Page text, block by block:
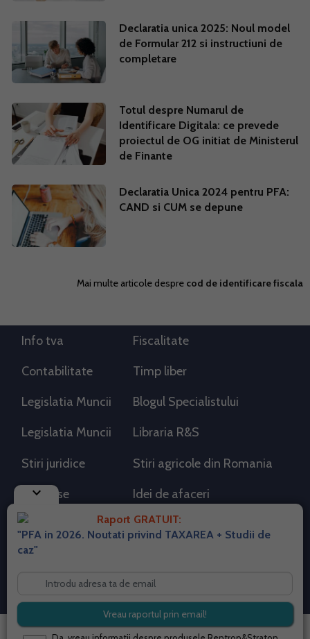
Declaratia unica 2025: Noul model
de Formular 212 si instructiuni de
completare
Totul despre Numarul de
Identificare Digitala: ce prevede
proiectul de OG initiat de Ministerul
de Finante
Declaratia Unica 2024 pentru PFA:
CAND si CUM se depune
Mai multe articole despre cod de identificare fiscala
keyboard_arrow_down
Raport GRATUIT:
"PFA in 2026. Noutati privind TAXAREA + Studii de
caz"
Info tva Fiscalitate
Contabilitate Timp liber
Legislatia Muncii Blogul Specialistului
Legislatia Muncii Libraria R&S
Stiri juridice Stiri agricole din Romania
AdSense Idei de afaceri
RSS Flux RSS 2.0
Despre cookies
Termeni si conditii
Contact